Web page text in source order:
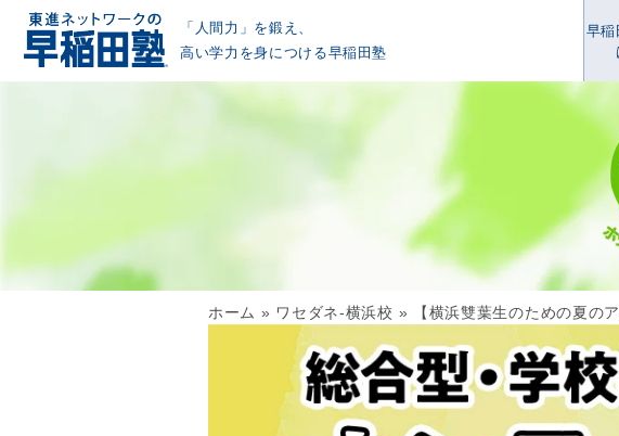
「人間力」を鍛え、
高い学力を身につける早稲田塾
早稲
ホーム » ワセダネ-横浜校 » 【横浜雙葉生のための夏の